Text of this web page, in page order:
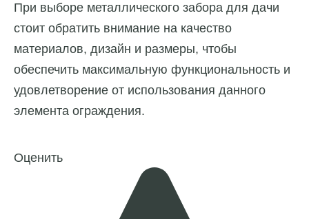
При выборе металлического забора для дачи
стоит обратить внимание на качество
материалов, дизайн и размеры, чтобы
обеспечить максимальную функциональность и
удовлетворение от использования данного
элемента ограждения.
Оценить